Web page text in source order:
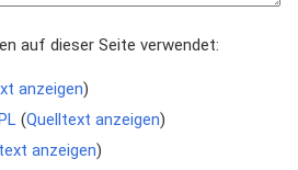
auf dieser Seite verwendet:
anzeigen)
(Quelltext anzeigen)
anzeigen)